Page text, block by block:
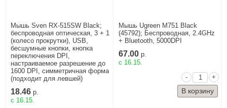
Мышь Sven RX-515SW Black;
беспроводная оптическая, 3 + 1
(колесо прокрутки), USB,
бесшумные кнопки, кнопка
переключения DPI,
настраиваемое разрешение до
1600 DPI, симметричная форма
(подходит для левшей)
18.46 р.
c 16.15.
Мышь Ugreen M751 Black
(45792); Беспроводная, 2.4GHz
+ Bluetooth, 5000DPI
67.00 р.
c 16.15.
-
+